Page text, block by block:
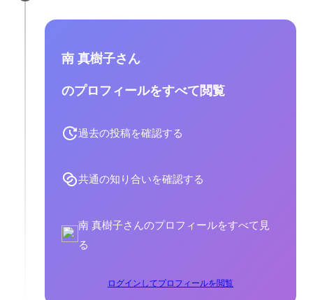
南 真樹子さん
のプロフィールをすべて閲覧
過去の投稿を確認する
共通の知り合いを確認する
南 真樹子さんのプロフィールをすべて見
る
ログインしてプロフィールを閲覧